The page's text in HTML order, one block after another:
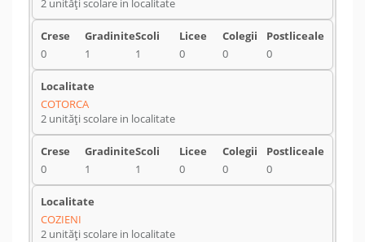
2 unități scolare in localitate
0 1 1 0 0 0
COTORCA
2 unități scolare in localitate
0 1 1 0 0 0
COZIENI
2 unități scolare in localitate